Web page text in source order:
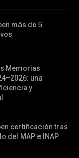
más de 5
Memorias
una
y
certificación tras
del MAP e INAP